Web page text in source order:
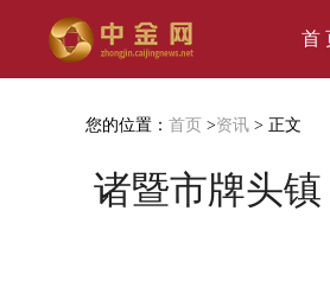
首
您的位置： 首页 >资讯 > 正文
诸暨市牌头